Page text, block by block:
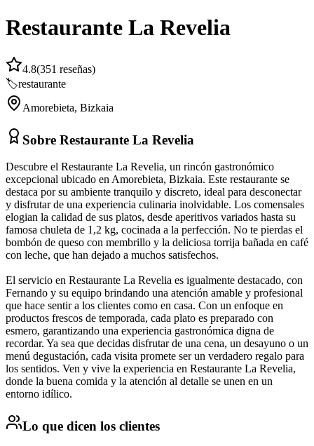
Restaurante La Revelia
4.8(351 reseñas)
🏷️restaurante
Amorebieta, Bizkaia
Sobre Restaurante La Revelia
Descubre el Restaurante La Revelia, un rincón gastronómico
excepcional ubicado en Amorebieta, Bizkaia. Este restaurante se
destaca por su ambiente tranquilo y discreto, ideal para desconectar
y disfrutar de una experiencia culinaria inolvidable. Los comensales
elogian la calidad de sus platos, desde aperitivos variados hasta su
famosa chuleta de 1,2 kg, cocinada a la perfección. No te pierdas el
bombón de queso con membrillo y la deliciosa torrija bañada en café
con leche, que han dejado a muchos satisfechos.
El servicio en Restaurante La Revelia es igualmente destacado, con
Fernando y su equipo brindando una atención amable y profesional
que hace sentir a los clientes como en casa. Con un enfoque en
productos frescos de temporada, cada plato es preparado con
esmero, garantizando una experiencia gastronómica digna de
recordar. Ya sea que decidas disfrutar de una cena, un desayuno o un
menú degustación, cada visita promete ser un verdadero regalo para
los sentidos. Ven y vive la experiencia en Restaurante La Revelia,
donde la buena comida y la atención al detalle se unen en un
entorno idílico.
Lo que dicen los clientes